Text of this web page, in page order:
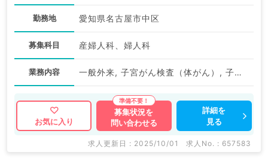
勤務地 愛知県名古屋市中区
募集科目 産婦人科、婦人科
業務内容 一般外来, 子宮がん検査（体がん）, 子宮がん検査（頚がん）
お気に入り
募集状況を
問い合わせる
詳細を
見る
求人更新日 : 2025/10/01 求人No. : 657583